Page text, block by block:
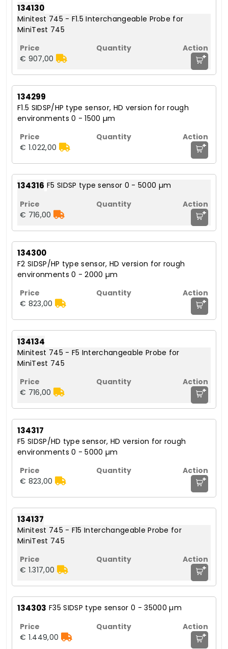
134130
Minitest 745 - F1.5 Interchangeable Probe for
MiniTest 745
€ 907,00 +
134299
F1.5 SIDSP/HP type sensor, HD version for rough
environments 0 - 1500 µm
€ 1.022,00 +
134316 F5 SIDSP type sensor 0 - 5000 µm
€ 716,00 +
134300
F2 SIDSP/HP type sensor, HD version for rough
environments 0 - 2000 µm
€ 823,00 +
134134
Minitest 745 - F5 Interchangeable Probe for
MiniTest 745
€ 716,00 +
134317
F5 SIDSP/HD type sensor, HD version for rough
environments 0 - 5000 µm
€ 823,00 +
134137
Minitest 745 - F15 Interchangeable Probe for
MiniTest 745
€ 1.317,00 +
134303 F35 SIDSP type sensor 0 - 35000 µm
€ 1.449,00 +